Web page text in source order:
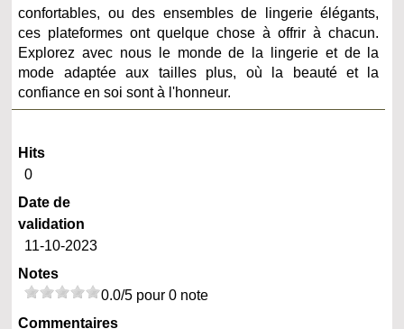
confortables, ou des ensembles de lingerie élégants,
ces plateformes ont quelque chose à offrir à chacun.
Explorez avec nous le monde de la lingerie et de la
mode adaptée aux tailles plus, où la beauté et la
confiance en soi sont à l'honneur.
Hits
0
Date de
validation
11-10-2023
Notes
0.0/5 pour 0 note
Commentaires